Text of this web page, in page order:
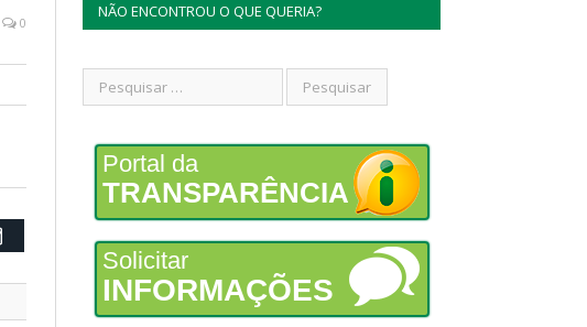
0
Email
NÃO ENCONTROU O QUE QUERIA?
Portal da
TRANSPARÊNCIA
Solicitar
INFORMAÇÕES